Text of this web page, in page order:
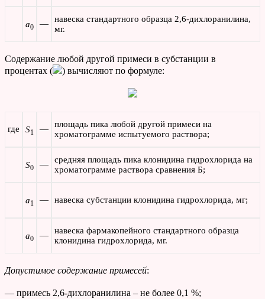
а0 —
навеска стандартного образца 2,6-дихлоранилина,
мг.
Содержание любой другой примеси в субстанции в
процентах (
) вычисляют по формуле:
где S1 —
площадь пика любой другой примеси на
хроматограмме испытуемого раствора;
S0 —
средняя площадь пика клонидина гидрохлорида на
хроматограмме раствора сравнения Б;
а1 — навеска субстанции клонидина гидрохлорида, мг;
а0 —
навеска фармакопейного стандартного образца
клонидина гидрохлорида, мг.
Допустимое содержание примесей:
— примесь 2,6-дихлоранилина – не более 0,1 %;